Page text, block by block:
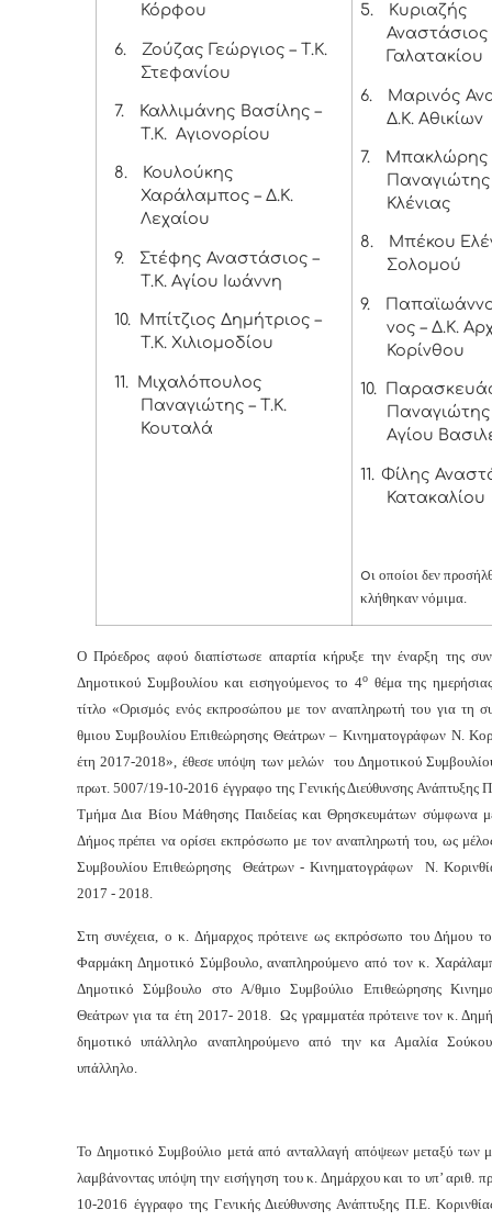
Κόρφου
6.
Ζούζας Γεώργιος – Τ.Κ.
Στεφανίου
7.
Καλλιμάνης Βασίλης –
Τ.Κ. Αγιονορίου
8.
Κουλούκης
Χαράλαμπος – Δ.Κ.
Λεχαίου
9.
Στέφης Αναστάσιος –
Τ.Κ. Αγίου Ιωάννη
10.
Μπίτζιος Δημήτριος –
Τ.Κ. Χιλιομοδίου
11.
Μιχαλόπουλος
Παναγιώτης – Τ.Κ.
Κουταλά
5.
Κυριαζής
Γαλατακίου
6.
Μαρινός
Δ.Κ. Αθικίων
7.
Μπακλώρης
Παναγιώτης
Κλένιας
8.
Μπέκου
Σολομού
9.
νος – Δ.Κ.
Κορίνθου
10.
Παναγιώτης
Αγίου
11. Φίλης
Κατακαλίου
οι οποίοι δεν
κλήθηκαν νόμιμα.
Ο Πρόεδρος αφού διαπίστωσε απαρτία κήρυξε την έναρξη της
Δημοτικού Συμβουλίου και εισηγούμενος το 4οθέμα της
τίτλο «Ορισμός ενός εκπροσώπου με τον αναπληρωτή του για τη
θμιου Συμβουλίου Επιθεώρησης Θεάτρων – Κινηματογράφων Ν.
έτη 2017-2018», έθεσε υπόψη των μελών του Δημοτικού
πρωτ. 5007/19-10-2016 έγγραφο της Γενικής Διεύθυνσης Ανάπτυξης
Τμήμα Δια Βίου Μάθησης Παιδείας και Θρησκευμάτων σύμφωνα
Δήμος πρέπει να ορίσει εκπρόσωπο με τον αναπληρωτή του, ως
Συμβουλίου Επιθεώρησης Θεάτρων - Κινηματογράφων Ν.
2017 - 2018.
Στη συνέχεια, ο κ. Δήμαρχος πρότεινε ως εκπρόσωπο του Δήμου
Φαρμάκη Δημοτικό Σύμβουλο, αναπληρούμενο από τον κ.
Δημοτικό Σύμβουλο στο Α/θμιο Συμβούλιο Επιθεώρησης
Θεάτρων για τα έτη 2017- 2018. Ως γραμματέα πρότεινε τον κ.
δημοτικό υπάλληλο αναπληρούμενο από την κα Αμαλία
υπάλληλο.
Το Δημοτικό Συμβούλιο μετά από ανταλλαγή απόψεων μεταξύ των
λαμβάνοντας υπόψη την εισήγηση του κ. Δημάρχου και το υπ’ αριθ.
10-2016 έγγραφο της Γενικής Διεύθυνσης Ανάπτυξης Π.Ε.